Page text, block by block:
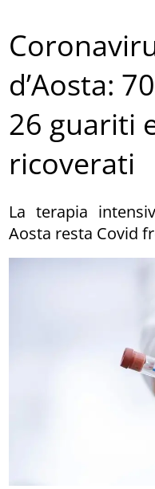
d’Aosta:
26 guariti
ricoverati
La terapia
Aosta resta Covid